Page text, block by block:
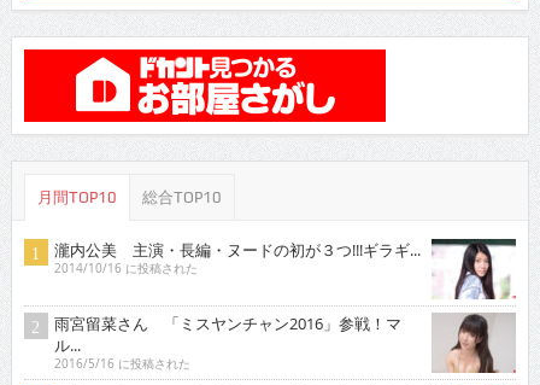
月間TOP10 総合TOP10
瀧内公美 主演・長編・ヌードの初が３つ!!!ギラギ...
2014/10/16 に投稿された
雨宮留菜さん 「ミスヤンチャン2016」参戦！マ
ル...
2016/5/16 に投稿された